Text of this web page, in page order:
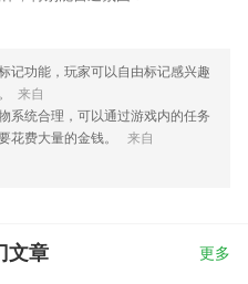
记功能，玩家可以自由标记感兴趣
来自
系统合理，可以通过游戏内的任务
花费大量的金钱。
来自
文章 更多